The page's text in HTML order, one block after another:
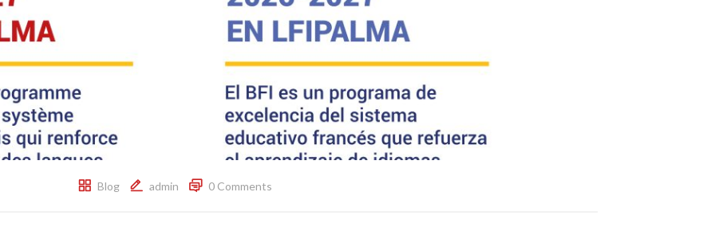
Blog admin 0 Comments